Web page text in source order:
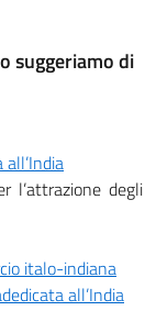
suggeriamo di
l’attrazione degli
italo-indiana
all’India